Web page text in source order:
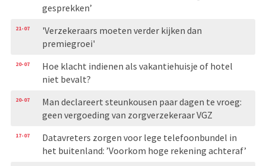
gesprekken’
21-07
'Verzekeraars moeten verder kijken dan
premiegroei'
20-07
Hoe klacht indienen als vakantiehuisje of hotel
niet bevalt?
20-07
Man declareert steunkousen paar dagen te vroeg:
geen vergoeding van zorgverzekeraar VGZ
17-07
Datavreters zorgen voor lege telefoonbundel in
het buitenland: ’Voorkom hoge rekening achteraf’